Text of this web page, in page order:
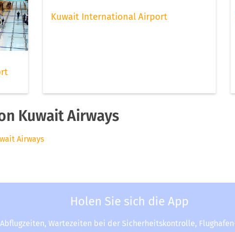
Kuwait International Airport
Kuwait Airways
Airways
Holen Sie sich die App
Wartezeiten bei der Sicherheitskontrolle,